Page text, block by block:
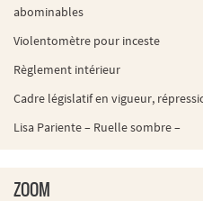
abominables
Violentomètre pour inceste
Règlement intérieur
Cadre législatif en vigueur,
Lisa Pariente – Ruelle sombre –
ZOOM